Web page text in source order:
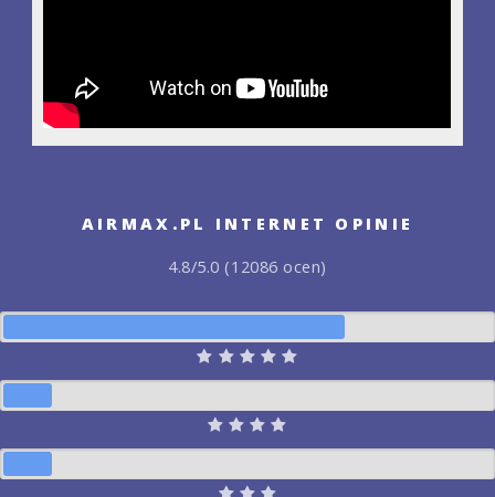
AIRMAX.PL INTERNET OPINIE
4.8/5.0 (12086 ocen)